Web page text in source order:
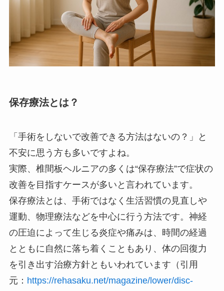
保存療法とは？
「手術をしないで改善できる方法はないの？」と
不安に思う方も多いですよね。
実際、椎間板ヘルニアの多くは“保存療法”で症状の
改善を目指すケースが多いと言われています。
保存療法とは、手術ではなく生活習慣の見直しや
運動、物理療法などを中心に行う方法です。神経
の圧迫によって生じる炎症や痛みは、時間の経過
とともに自然に落ち着くこともあり、体の回復力
を引き出す治療方針ともいわれています（引用
元： https://rehasaku.net/magazine/lower/disc-